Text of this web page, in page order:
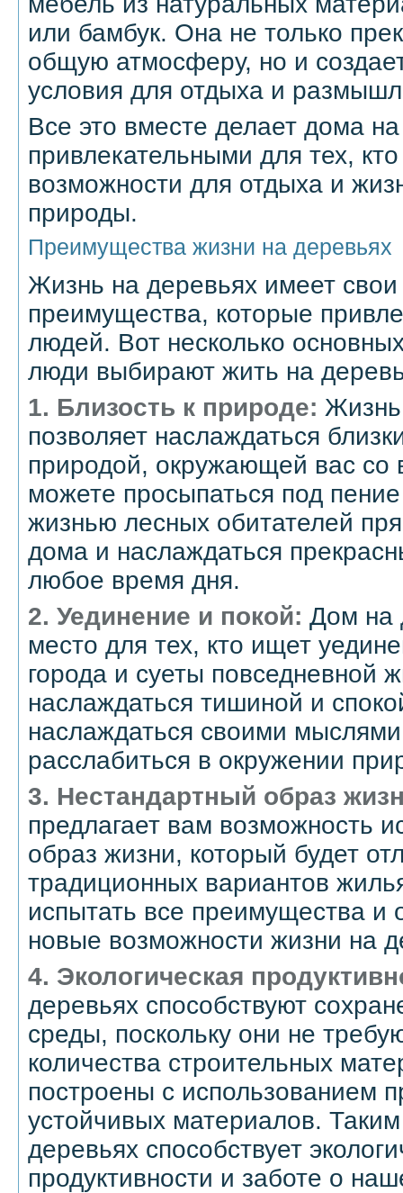
или бамбук. Она не только
общую атмосферу, но и
условия для отдыха и
Все это вместе делает дома
привлекательными для тех,
возможности для отдыха и
природы.
Преимущества жизни на деревьях
Жизнь на деревьях имеет
преимущества, которые
людей. Вот несколько
люди выбирают жить на
1. Близость к природе:
позволяет наслаждаться
природой, окружающей вас со
можете просыпаться под
жизнью лесных обитателей
дома и наслаждаться
любое время дня.
2. Уединение и покой: Дом на
место для тех, кто ищет
города и суеты повседневной
наслаждаться тишиной и
наслаждаться своими
расслабиться в окружении
3. Нестандартный образ
предлагает вам возможность
образ жизни, который будет
традиционных вариантов
испытать все преимущества и
новые возможности жизни на
4. Экологическая
деревьях способствуют
среды, поскольку они не
количества строительных
построены с использованием
устойчивых материалов.
деревьях способствует
продуктивности и заботе о